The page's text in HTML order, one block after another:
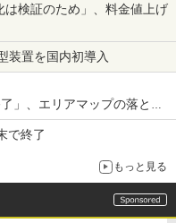
は検証のため」、料金値上げ
装置を国内初導入
」、エリアマップの落とし
で終了
もっと見る